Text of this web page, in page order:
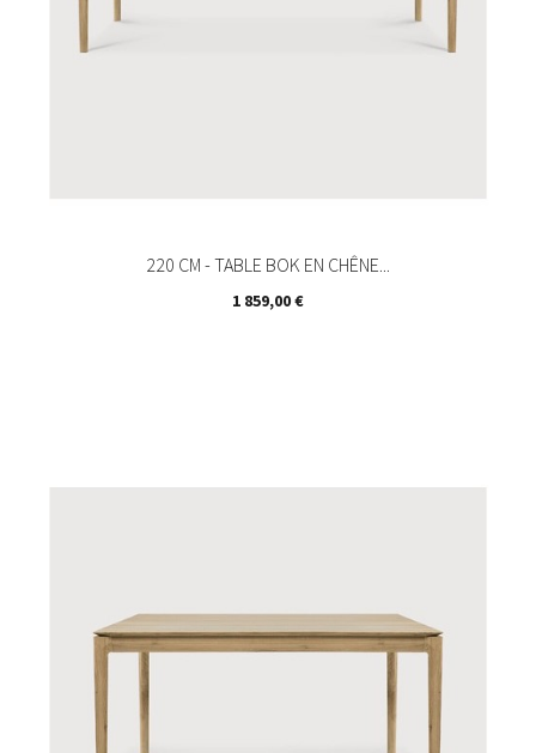
220 CM - TABLE BOK EN CHÊNE...
Prix
1 859,00 €